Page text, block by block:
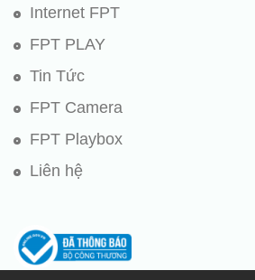
Internet FPT
FPT PLAY
Tin Tức
FPT Camera
FPT Playbox
Liên hệ